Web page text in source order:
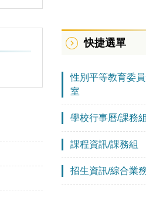
快捷選單
性別平等教育委
室
學校行事曆/課務組
課程資訊/課務組
招生資訊/綜合業